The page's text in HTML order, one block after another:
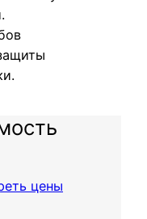
цены